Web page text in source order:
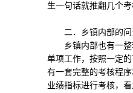
生一句话就推翻几个考
二．乡镇内部的问
乡镇内部也有一整
单项工作，按照一定
有一套完整的考核程
业绩指标进行考核，